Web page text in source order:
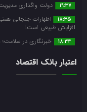
19:37 دولت واگذاری
18:35
افزایش طبیعی است!
18:34 خبرنگاری در سلامت؛
اعتبار بانک اقتصاد